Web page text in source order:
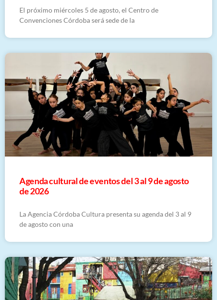
El próximo miércoles 5 de agosto, el Centro de
Convenciones Córdoba será sede de la
​Agenda cultural de eventos del 3 al 9 de agosto
de 2026
La Agencia Córdoba Cultura presenta su agenda del 3 al 9
de agosto con una